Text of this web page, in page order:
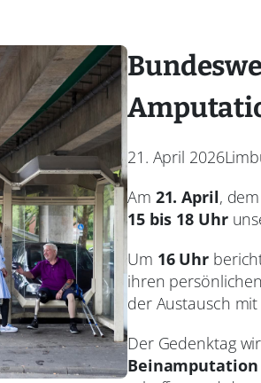
21. April 2026
Am 21. April,
15 bis 18 Uhr
Um 16 Uhr
ihren
der Austausch
Der Gedenktag
Beinamputation